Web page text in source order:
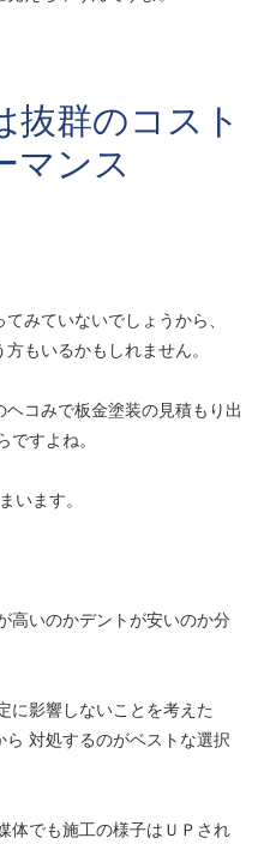
抜群のコスト
マンス
みていないでしょうから、
方もいるかもしれません。
コみで板金塗装の見積もり出
ですよね。
います。
高いのかデントが安いのか分
に影響しないことを考えた
対処するのがベストな選択
体でも施工の様子はＵＰされ